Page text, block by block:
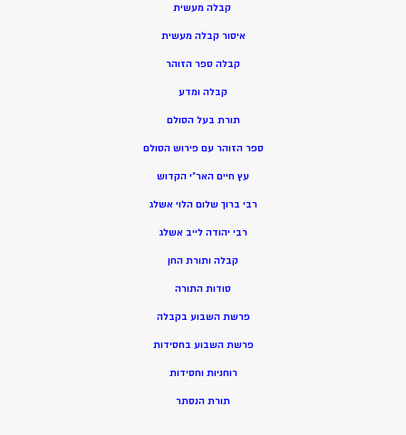
קבלה מעשית
איסור קבלה מעשית
קבלה ספר הזוהר
קבלה ומדע
תורת בעל הסולם
ספר הזוהר עם פירוש הסולם
עץ חיים האר”י הקדוש
רבי ברוך שלום הלוי אשלג
רבי יהודה לייב אשלג
קבלה ותורת החן
סודות התורה
פרשת השבוע בקבלה
פרשת השבוע בחסידות
רוחניות וחסידות
תורת הנסתר